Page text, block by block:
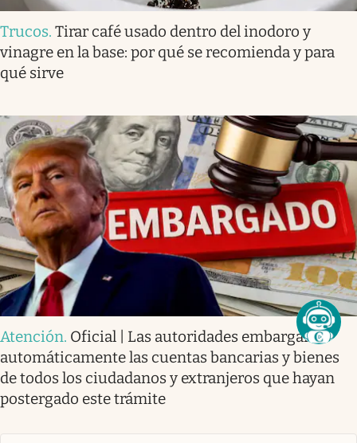
Trucos. Tirar café usado dentro del inodoro y
vinagre en la base: por qué se recomienda y para
qué sirve
Atención. Oficial | Las autoridades embargan
automáticamente las cuentas bancarias y bienes
de todos los ciudadanos y extranjeros que hayan
postergado este trámite